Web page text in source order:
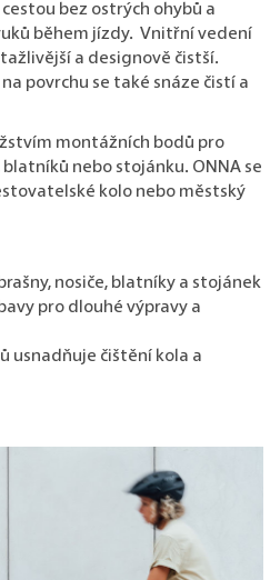
bez ostrých ohybů a
během jízdy. Vnitřní vedení
a designově čistší.
povrchu se také snáze čistí a
montážních bodů pro
nebo stojánku. ONNA se
kolo nebo městský
nosiče, blatníky a stojánek
pro dlouhé výpravy a
usnadňuje čištění kola a